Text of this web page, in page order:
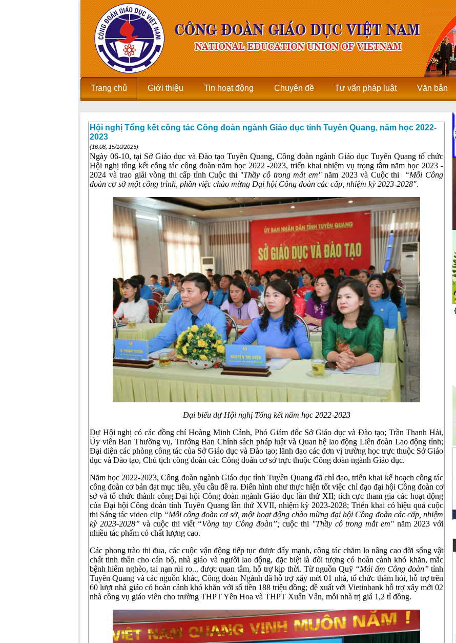
Trang chủ Giới thiệu Tin hoạt động Chuyên đề Tư vấn pháp luật Văn bản
Hội nghị Tổng kết công tác Công đoàn ngành Giáo dục tỉnh Tuyên Quang, năm học 2022-
2023
(16:08, 15/10/2023)
Ngày 06-10, tại Sở Giáo dục và Đào tạo Tuyên Quang, Công đoàn ngành Giáo dục Tuyên Quang tổ chức
Hội nghị tổng kết công tác công đoàn năm học 2022 -2023, triển khai nhiệm vụ trọng tâm năm học 2023 -
2024 và trao giải vòng thi cấp tỉnh Cuộc thi "Thầy cô trong mắt em"năm 2023 và Cuộc thi “Mỗi Công
đoàn cơ sở một công trình, phần việc chào mừng Đại hội Công đoàn các cấp, nhiệm kỳ 2023-2028".
Đại biểu dự Hội nghị Tổng kết năm học 2022-2023
Dự Hội nghị có các đồng chí Hoàng Minh Cảnh, Phó Giám đốc Sở Giáo dục và Đào tạo; Trần Thanh Hải,
Ủy viên Ban Thường vụ, Trưởng Ban Chính sách pháp luật và Quan hệ lao động Liên đoàn Lao động tỉnh;
Đại diện các phòng công tác của Sở Giáo dục và Đào tạo; lãnh đạo các đơn vị trường học trực thuộc Sở Giáo
dục và Đào tạo, Chủ tịch công đoàn các Công đoàn cơ sở trực thuộc Công đoàn ngành Giáo dục.
Năm học 2022-2023, Công đoàn ngành Giáo dục tỉnh Tuyên Quang đã chỉ đạo, triển khai kế hoạch công tác
công đoàn cơ bản đạt mục tiêu, yêu cầu đề ra. Điển hình như thực hiện tốt việc chỉ đạo đại hội Công đoàn cơ
sở và tổ chức thành công Đại hội Công đoàn ngành Giáo dục lần thứ XII; tích cực tham gia các hoạt động
của Đại hội Công đoàn tỉnh Tuyên Quang lần thứ XVII, nhiệm kỳ 2023-2028; Triển khai có hiệu quả cuộc
thi Sáng tác video clip “Mỗi công đoàn cơ sở, một hoạt động chào mừng đại hội Công đoàn các cấp, nhiệm
kỳ 2023-2028” và cuộc thi viết “Vòng tay Công đoàn”;cuộc thi "Thầy cô trong mắt em"năm 2023 với
nhiều tác phẩm có chất lượng cao.
Các phong trào thi đua, các cuộc vận động tiếp tục được đẩy mạnh, công tác chăm lo nâng cao đời sống vật
chất tinh thần cho cán bộ, nhà giáo và người lao động, đặc biệt là đối tượng có hoàn cảnh khó khăn, mắc
bệnh hiểm nghèo, tai nạn rủi ro... được quan tâm, hỗ trợ kịp thời. Từ nguồn Quỹ “Mái ấm Công đoàn” tỉnh
Tuyên Quang và các nguồn khác, Công đoàn Ngành đã hỗ trợ xây mới 01 nhà, tổ chức thăm hỏi, hỗ trợ trên
60 lượt nhà giáo có hoàn cảnh khó khăn với số tiền 188 triệu đồng; đề xuất với Vietinbank hỗ trợ xây mới 02
nhà công vụ giáo viên cho trường THPT Yên Hoa và THPT Xuân Vân, mỗi nhà trị giá 1,2 tỉ đồng.